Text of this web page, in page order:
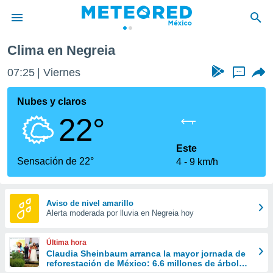
de
ha sido
calidad.
a este
las
y
forma
digital
basada
Clima en Negreia
07:25 Viernes ...
Nubes y claros
22°
Sensación de 22°
Este
4
9 km/h
Aviso de nivel amarillo
Alerta moderada por lluvia en Negreia hoy
Última hora
Claudia Sheinbaum arranca la mayor jornada de
reforestación de México: 6.6 millones de árboles